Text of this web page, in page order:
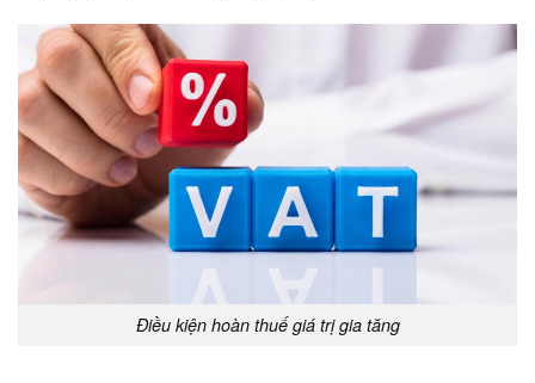
Điều kiện hoàn thuế giá trị gia tăng